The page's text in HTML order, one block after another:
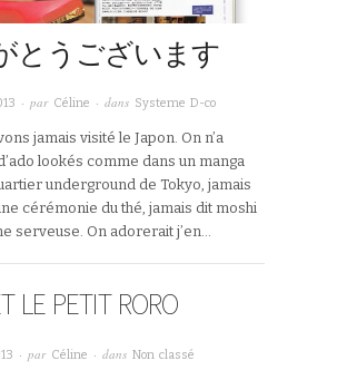
とうございます
· par Céline · dans Systeme D-co
jamais visité le Japon. On n’a
lookés comme dans un manga
underground de Tokyo, jamais
cérémonie du thé, jamais dit moshi
serveuse. On adorerait j’en…
LE PETIT RORO
· par Céline · dans Non classé